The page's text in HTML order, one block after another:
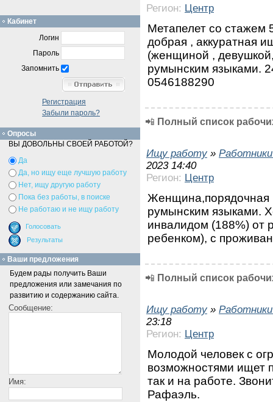
Регион: Центр
Метапелет со стажем
добрая , аккуратная
(женщиной ,
румынским языками.
0546188290
📲 Полный список
Ищу работу »
2023 14:40
Регион: Центр
Женщина,порядочная
румынским языками.
инвалидом (188%) от
ребенком), с
📲 Полный список
Ищу работу »
23:18
Регион: Центр
Молодой человек с
возможностями ищет
так и на работе.
Рафаэль.
Кабинет
Логин
Пароль
Запомнить
Регистрация
Забыли пароль?
Опросы
ВЫ ДОВОЛЬНЫ СВОЕЙ РАБОТОЙ?
Да
Да, но ищу еще лучшую работу
Нет, ищу другую работу
Пока без работы, в поиске
Не работаю и не ищу работу
Ваши предложения
Будем рады получить Ваши
предложения или замечания по
развитию и содержанию сайта.
Сообщение:
Имя: